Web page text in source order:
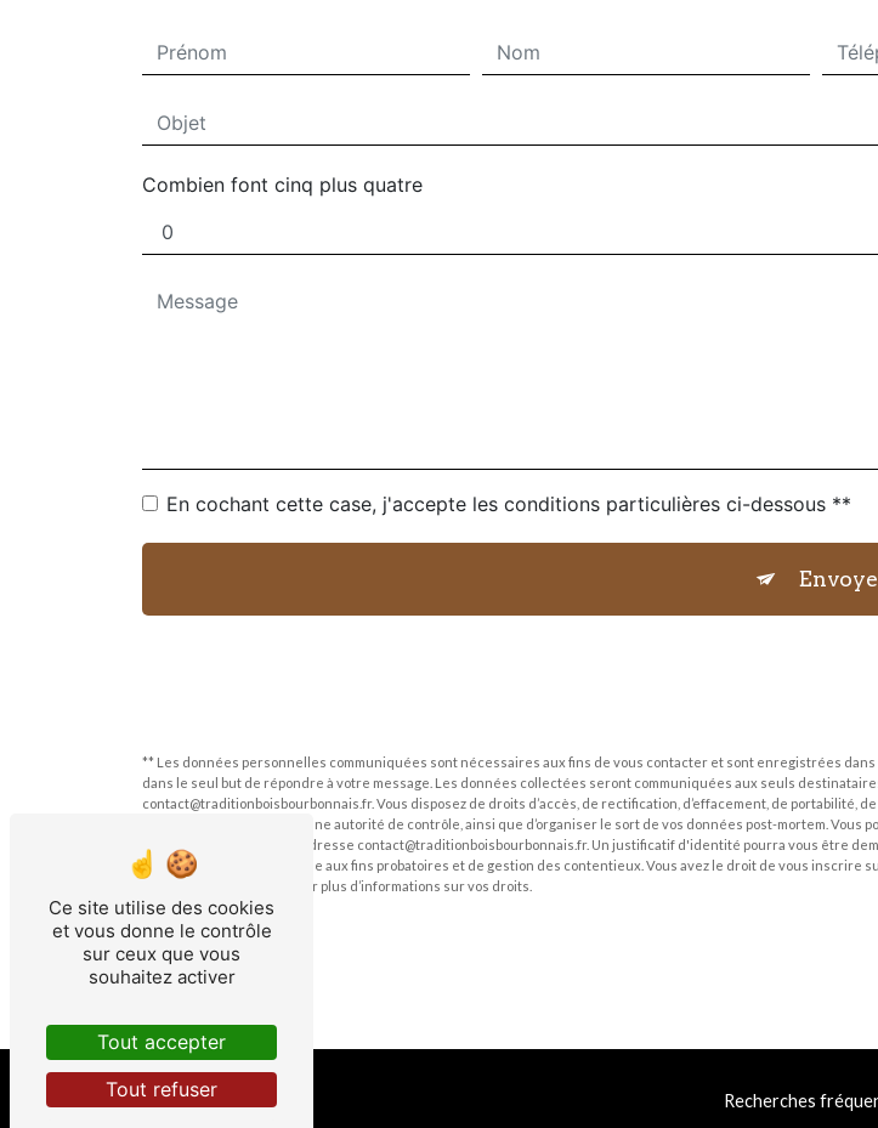
Combien font cinq plus quatre
En cochant cette case, j'accepte les conditions particulières ci-dessous **
** Les données personnelles communiquées sont nécessaires aux fins de vous contacter et sont enregistrées
dans le seul but de répondre à votre message. Les données collectées seront communiquées aux seuls
contact@traditionboisbourbonnais.fr. Vous disposez de droits d’accès, de rectification, d’effacement, de portabilité,
une réclamation auprès d’une autorité de contrôle, ainsi que d’organiser le sort de vos données post-mortem.
courrier électronique à l'adresse contact@traditionboisbourbonnais.fr. Un justificatif d'identité pourra vous être
durée de prescription légale aux fins probatoires et de gestion des contentieux. Vous avez le droit de vous inscrire
Consultez le site cnil.fr pour plus d’informations sur vos droits.
Recherches
Ce site utilise des cookies
et vous donne le contrôle
sur ceux que vous
souhaitez activer
Tout accepter
Tout refuser